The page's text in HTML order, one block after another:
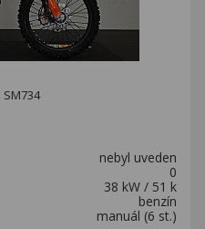
SM734
nebyl uveden
0
38 kW / 51 k
benzín
manuál (6 st.)